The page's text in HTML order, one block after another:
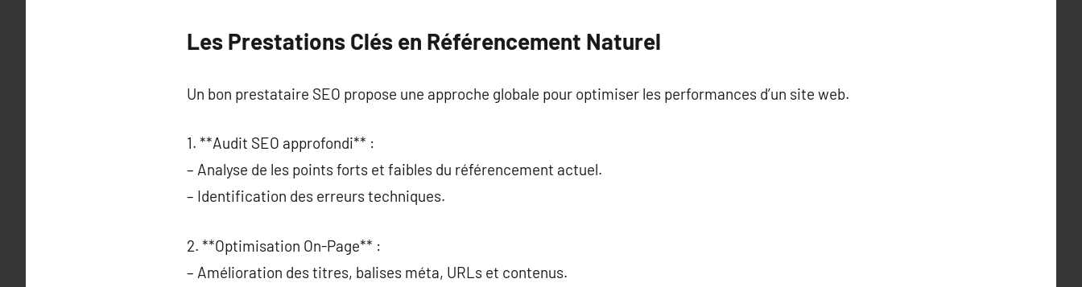
Les Prestations Clés en Référencement Naturel
Un bon prestataire SEO propose une approche globale pour optimiser les performances d’un site web.
1. **Audit SEO approfondi** :
– Analyse de les points forts et faibles du référencement actuel.
– Identification des erreurs techniques.
2. **Optimisation On-Page** :
– Amélioration des titres, balises méta, URLs et contenus.